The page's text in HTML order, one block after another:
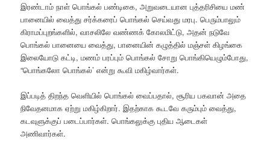
இரண்டாம் நாள் பொங்கல் பண்டிகை, அறுவடையான புத்தரிசியை மண்
பானையில் வைத்து சர்க்கரைப் பொங்கல் செய்வது மரபு. பெரும்பாலும்
கிராமப்புறங்களில், வாசலிலே வண்ணக் கோலமிட்டு, அதன் நடுவே
பொங்கல் பானையை வைத்து, பானையின் கழுத்தில் மஞ்சள் கிழங்கை
இலையோடு கட்டி, மணம் பரப்பும் பொங்கல் சோறு பொங்கியெழும்போது,
“பொங்கலோ பொங்கல்’ என்று கூவி மகிழ்வார்கள்.
இப்படித் திறந்த வெளியில் பொங்கல் வைப்பதால், சூரிய பகவான் அதை
நிவேதனமாக ஏற்று மகிழ்கிறார். இதற்காக கூடவே கரும்பும் வைத்து,
கடவுளுக்குப் படைப்பார்கள். பொங்கலுக்கு புதிய ஆடைகள்
அணிவார்கள்.